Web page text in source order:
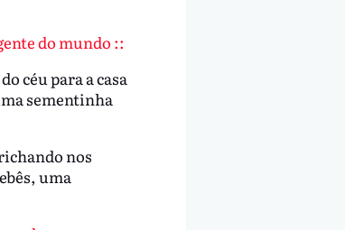
do mundo ::
céu para a casa
sementinha
nos
uma